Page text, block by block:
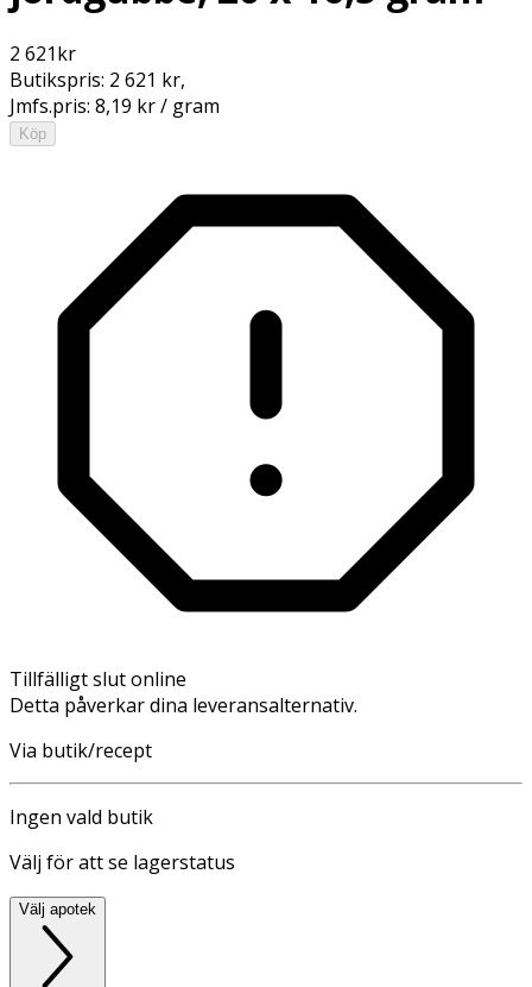
2 621kr
Butikspris: 2 621 kr,
Jmfs.pris: 8,19 kr / gram
Köp
Tillfälligt slut online
Detta påverkar dina leveransalternativ.
Via butik/recept
Ingen vald butik
Välj för att se lagerstatus
Välj apotek